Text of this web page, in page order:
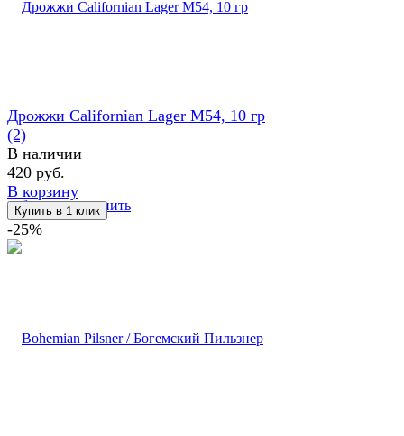
избранное сравнить
Дрожжи Californian Lager M54, 10 гр
(2)
В наличии
420 руб.
В корзину
-25%